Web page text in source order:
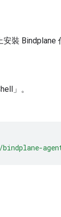
裝 Bindplane
」 。